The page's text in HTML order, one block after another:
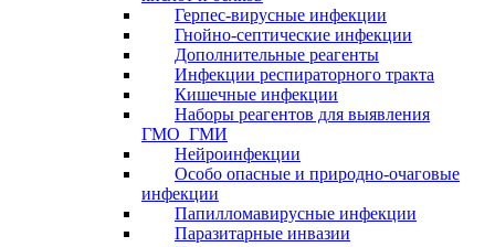
Герпес-вирусные инфекции
Гнойно-септические инфекции
Дополнительные реагенты
Инфекции респираторного тракта
Кишечные инфекции
Наборы реагентов для выявления
ГМО_ГМИ
Нейроинфекции
Особо опасные и природно-очаговые
инфекции
Папилломавирусные инфекции
Паразитарные инвазии